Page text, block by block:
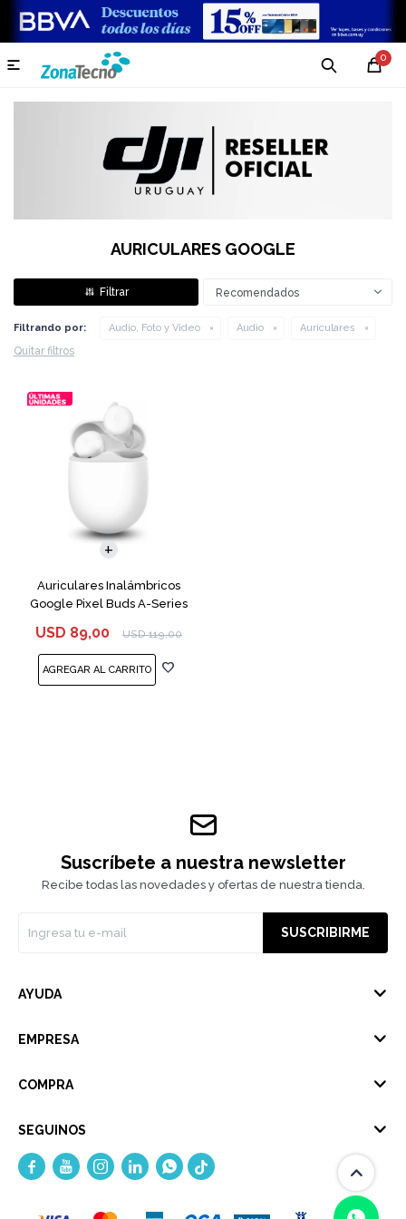
0

AURICULARES GOOGLE
Recomendados
Filtrando por: Audio, Foto y Video Audio Auriculares
Quitar filtros
Auriculares Inalámbricos
Google Pixel Buds A-Series
USD 89,00 USD 119,00
Suscríbete a nuestra newsletter
Recibe todas las novedades y ofertas de nuestra tienda.
SUSCRIBIRME
AYUDA
EMPRESA
COMPRA
SEGUINOS
    